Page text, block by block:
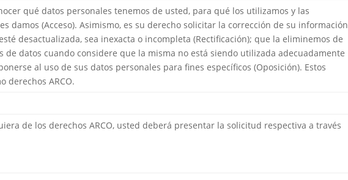
qué datos personales tenemos de usted, para qué los utilizamos y las
damos (Acceso). Asimismo, es su derecho solicitar la corrección de su información
desactualizada, sea inexacta o incompleta (Rectificación); que la eliminemos de
de datos cuando considere que la misma no está siendo utilizada adecuadamente
al uso de sus datos personales para fines específicos (Oposición). Estos
derechos ARCO.
de los derechos ARCO, usted deberá presentar la solicitud respectiva a través